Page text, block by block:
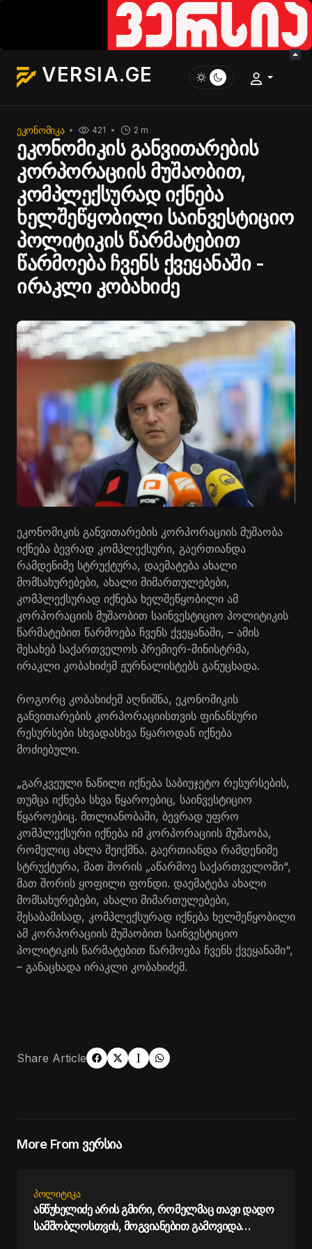
VERSIA.GE
ᲔᲙᲝᲜᲝᲛᲘᲙᲐ 2 m
421
ეკონომიკის განვითარების
კორპორაციის მუშაობით,
კომპლექსურად იქნება
ხელშეწყობილი საინვესტიციო
პოლიტიკის წარმატებით
წარმოება ჩვენს ქვეყანაში -
ირაკლი კობახიძე
ეკონომიკის განვითარების კორპორაციის მუშაობა
იქნება ბევრად კომპლექსური, გაერთიანდა
რამდენიმე სტრუქტურა, დაემატება ახალი
მომსახურებები, ახალი მიმართულებები,
კომპლექსურად იქნება ხელშეწყობილი ამ
კორპორაციის მუშაობით საინვესტიციო პოლიტიკის
წარმატებით წარმოება ჩვენს ქვეყანაში, – ამის
შესახებ საქართველოს პრემიერ-მინისტრმა,
ირაკლი კობახიძემ ჟურნალისტებს განუცხადა.
როგორც კობახიძემ აღნიშნა, ეკონომიკის
განვითარების კორპორაციისთვის ფინანსური
რესურსები სხვადასხვა წყაროდან იქნება
მოძიებული.
„გარკვეული ნაწილი იქნება საბიუჯეტო რესურსების,
თუმცა იქნება სხვა წყაროებიც, საინვესტიციო
წყაროებიც. მთლიანობაში, ბევრად უფრო
კომპლექსური იქნება იმ კორპორაციის მუშაობა,
რომელიც ახლა შეიქმნა. გაერთიანდა რამდენიმე
სტრუქტურა, მათ შორის „აწარმოე საქართველოში“,
მათ შორის ყოფილი ფონდი. დაემატება ახალი
მომსახურებები, ახალი მიმართულებები,
შესაბამისად, კომპლექსურად იქნება ხელშეწყობილი
ამ კორპორაციის მუშაობით საინვესტიციო
პოლიტიკის წარმატებით წარმოება ჩვენს ქვეყანაში“,
– განაცხადა ირაკლი კობახიძემ.
Share Article
More From ვერსია
ᲞᲝᲚᲘᲢᲘᲙᲐ
ანწუხელიძე არის გმირი, რომელმაც თავი დადო
სამშობლოსთვის, მოგვიანებით გამოვიდა